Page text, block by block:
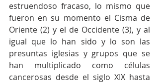
estruendoso fracaso, lo mismo que
fueron en su momento el Cisma de
Oriente (2) y el de Occidente (3), y al
igual que lo han sido y lo son las
presuntas iglesias y grupos que se
han multiplicado como células
cancerosas desde el siglo XIX hasta